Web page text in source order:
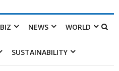
BIZ NEWS WORLD
SUSTAINABILITY